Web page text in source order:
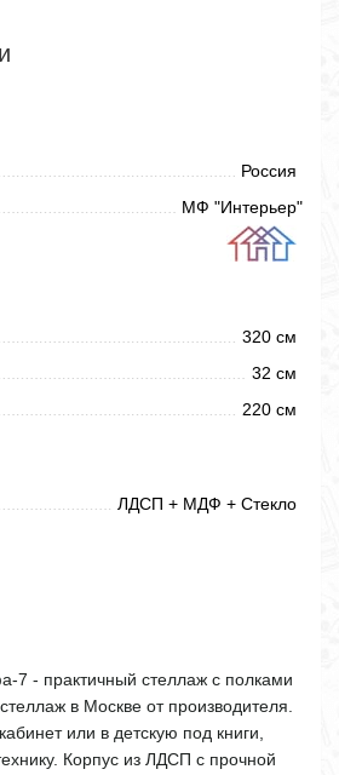
Россия
МФ "Интерьер"
320 см
32 см
220 см
ЛДСП + МДФ + Стекло
- практичный стеллаж с полками
в Москве от производителя.
или в детскую под книги,
Корпус из ЛДСП с прочной